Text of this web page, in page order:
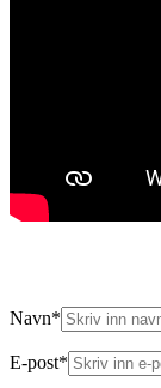
Navn*
E-post*